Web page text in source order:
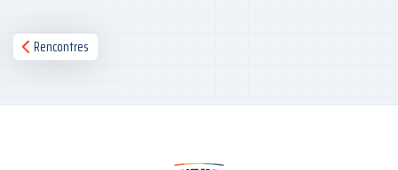
Rencontres